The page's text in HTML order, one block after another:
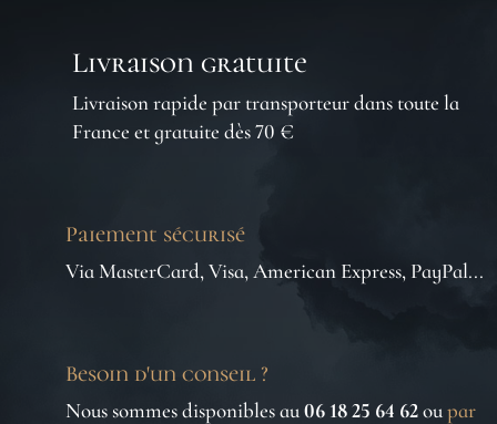
Livraison gratuite
Livraison rapide par transporteur dans toute la
France et gratuite dès 70 €
Paiement sécurisé
Via MasterCard, Visa, American Express, PayPal...
Besoin d'un conseil ?
Nous sommes disponibles au06 18 25 64 62oupar